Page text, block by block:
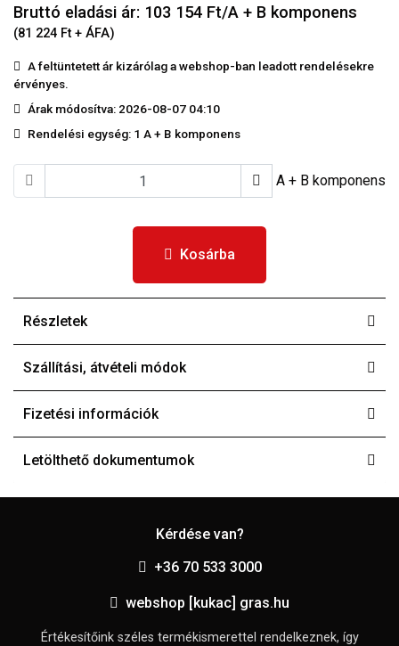
Bruttó eladási ár: 103 154 Ft/A + B komponens
(81 224 Ft + ÁFA)
A feltüntetett ár kizárólag a webshop-ban leadott rendelésekre
érvényes.
Árak módosítva: 2026-08-07 04:10
Rendelési egység: 1 A + B komponens
A + B komponens
Kosárba
Részletek
Szállítási, átvételi módok
Fizetési információk
Letölthető dokumentumok
Kérdése van?
+36 70 533 3000
webshop [kukac] gras.hu
Értékesítőink széles termékismerettel rendelkeznek, így